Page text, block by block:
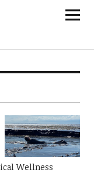
Wellness